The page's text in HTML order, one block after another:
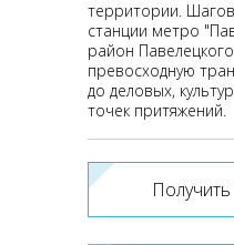
территории.
станции метро
район
превосходную
до деловых,
точек притяжений.